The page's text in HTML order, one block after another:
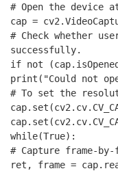
# Open the device
cap =
# Check whether
successfully.
if not
print("Could not
# To set the
while(True):
# Capture frame-by-
ret, frame =